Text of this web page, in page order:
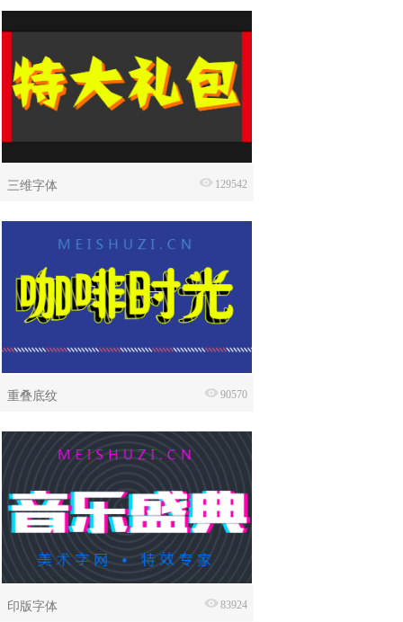
三维字体 129542
重叠底纹 90570
印版字体 83924